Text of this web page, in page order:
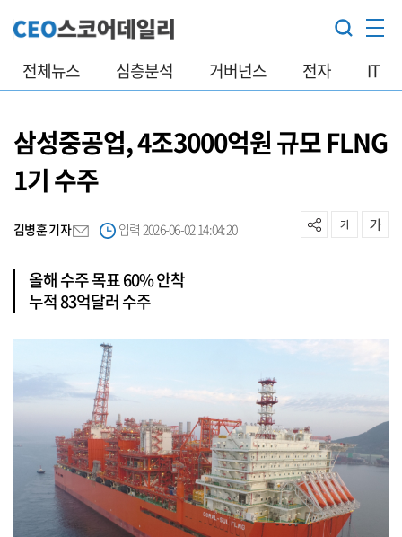
전체뉴스 심층분석 거버넌스 전자 IT
삼성중공업, 4조3000억원 규모 FLNG
1기 수주
김병훈 기자 입력 2026-06-02 14:04:20
올해 수주 목표 60% 안착
누적 83억달러 수주